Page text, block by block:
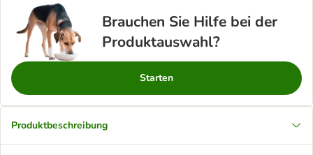
Brauchen Sie Hilfe bei der
Produktauswahl?
Starten
Produktbeschreibung